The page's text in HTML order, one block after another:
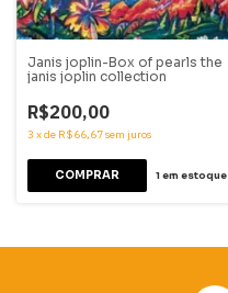
Janis joplin-Box of pearls the
janis joplin collection
R$200,00
3 xde R$66,67sem juros
1em estoque